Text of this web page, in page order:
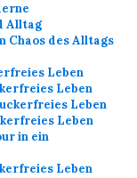
Alltag
Chaos des Alltags
Leben
Leben
Leben
Leben
in ein
Leben